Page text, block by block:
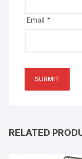
Email *
RELATED